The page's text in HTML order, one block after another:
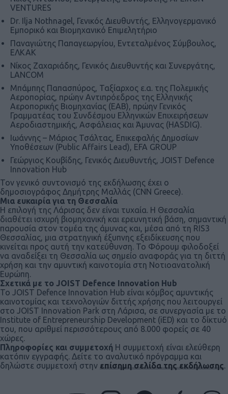
VENTURES
Dr. Ilja Nothnagel, Γενικός Διευθυντής, Ελληνογερμανικό
Εμπορικό και Βιομηχανικό Επιμελητήριο
Παναγιώτης Παπαγεωργίου, Εντεταλμένος Σύμβουλος,
ΕΛΚΑΚ
Νίκος Ζαχαριάδης, Γενικός Διευθυντής και Συνεργάτης,
LANCOM
Μπάμπης Παπασπύρος, Ταξίαρχος ε.α. της Πολεμικής
Αεροπορίας, πρώην Αντιπρόεδρος της Ελληνικής
Αεροπορικής Βιομηχανίας (ΕΑΒ), πρώην Γενικός
Γραμματέας του Συνδέσμου Ελληνικών Επιχειρήσεων
Αεροδιαστημικής, Ασφάλειας και Άμυνας (HASDIG).
Ιωάννης – Μάριος Τσάλτας, Επικεφαλής Δημοσίων
Υποθέσεων (Public Affairs Lead), EFA GROUP
Γεώργιος Κουβίδης, Γενικός Διευθυντής, JOIST Defence
Innovation Hub
Τον γενικό συντονισμό της εκδήλωσης έχει ο
δημοσιογράφος Δημήτρης Μαλλάς (CNN Greece).
Μια ευκαιρία για τη Θεσσαλία
Η επιλογή της Λάρισας δεν είναι τυχαία. Η Θεσσαλία
διαθέτει ισχυρή βιομηχανική και ερευνητική βάση, σημαντική
παρουσία στον τομέα της άμυνας και, μέσα από τη RIS3
Θεσσαλίας, μια στρατηγική έξυπνης εξειδίκευσης που
κινείται προς αυτή την κατεύθυνση. Το Φόρουμ φιλοδοξεί
να αναδείξει τη Θεσσαλία ως σημείο αναφοράς για τη διττή
χρήση και την αμυντική καινοτομία στη Νοτιοανατολική
Ευρώπη.
Σχετικά με το JOIST Defence Innovation Hub
Το JOIST Defence Innovation Hub είναι κόμβος αμυντικής
καινοτομίας και τεχνολογιών διττής χρήσης που λειτουργεί
στο JOIST Innovation Park στη Λάρισα, σε συνεργασία με το
Institute of Entrepreneurship Development (iED) και το δίκτυό
του, που αριθμεί περισσότερους από 8.000 φορείς σε 40
χώρες.
Πληροφορίες και συμμετοχή Η συμμετοχή είναι ελεύθερη
κατόπιν εγγραφής. Δείτε το αναλυτικό πρόγραμμα και
δηλώστε συμμετοχή στην επίσημη σελίδα της εκδήλωσης.